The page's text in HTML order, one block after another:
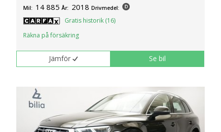
Mil: 14 885 År: 2018 Drivmedel:
Gratis historik (16)
Räkna på försäkring
Jämför Se bil